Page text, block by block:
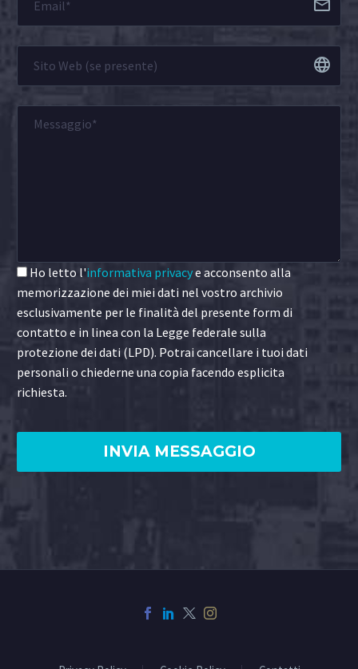
Ho letto l'informativa privacye acconsento alla
memorizzazione dei miei dati nel vostro archivio
esclusivamente per le finalità del presente form di
contatto e in linea con la Legge federale sulla
protezione dei dati (LPD). Potrai cancellare i tuoi dati
personali o chiederne una copia facendo esplicita
richiesta.